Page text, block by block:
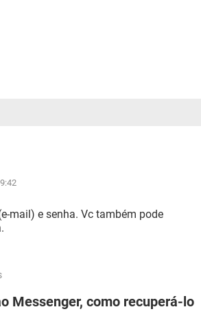
mail) e senha. Vc também pode
Messenger, como recuperá-lo